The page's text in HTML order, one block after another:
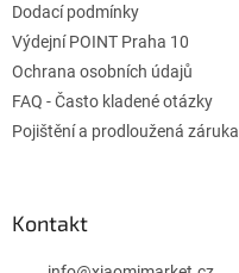
Dodací podmínky
Výdejní POINT Praha 10
Ochrana osobních údajů
FAQ - Často kladené otázky
Pojištění a prodloužená záruka
Kontakt